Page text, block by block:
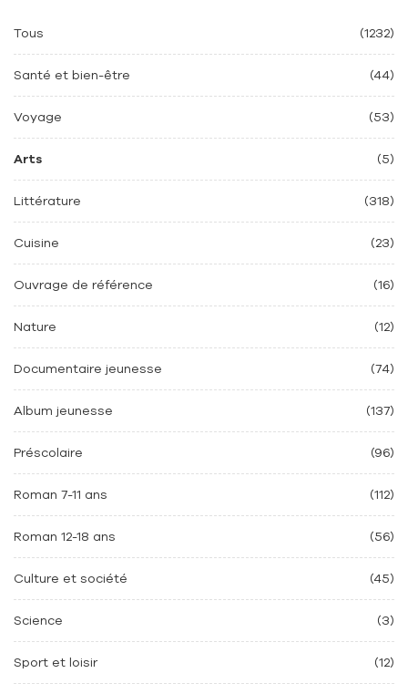
Tous (1232)
Santé et bien-être (44)
Voyage (53)
Arts (5)
Littérature (318)
Cuisine (23)
Ouvrage de référence (16)
Nature (12)
Documentaire jeunesse (74)
Album jeunesse (137)
Préscolaire (96)
Roman 7-11 ans (112)
Roman 12-18 ans (56)
Culture et société (45)
Science (3)
Sport et loisir (12)